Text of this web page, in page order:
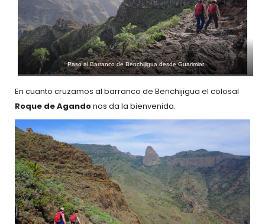
Paso al Barranco de Benchijigua desde Guarimiar
En cuanto cruzamos al barranco de Benchijigua el colosal
Roque de Agandonos da la bienvenida.